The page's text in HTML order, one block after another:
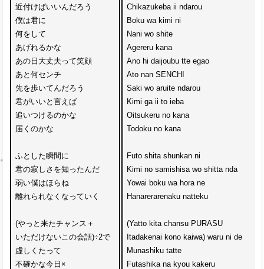
近付けばいいんだろう
僕は君に
何をして
あげれるかな
あの日大丈夫って笑顔
あと何センチ
先を歩いてんだろう
君がいいと言えば
追いつけるのかな
届くのかな
ふとした瞬間に
君の寂しさを知ったんだ
弱い僕はほらね
離れられなくなっていく
(やっと来たチャンス＋
いただけないこの会話)÷2で
虚しくたって
不確かな今日×
Chikazukeba ii ndarou
Boku wa kimi ni
Nani wo shite
Agereru kana
Ano hi daijoubu tte egao
Ato nan SENCHI
Saki wo aruite ndarou
Kimi ga ii to ieba
Oitsukeru no kana
Todoku no kana
Futo shita shunkan ni
Kimi no samishisa wo shitta nda
Yowai boku wa hora ne
Hanarerarenaku natteku
(Yatto kita chansu PURASU
Itadakenai kono kaiwa) waru ni de
Munashiku tatte
Futashika na kyou kakeru